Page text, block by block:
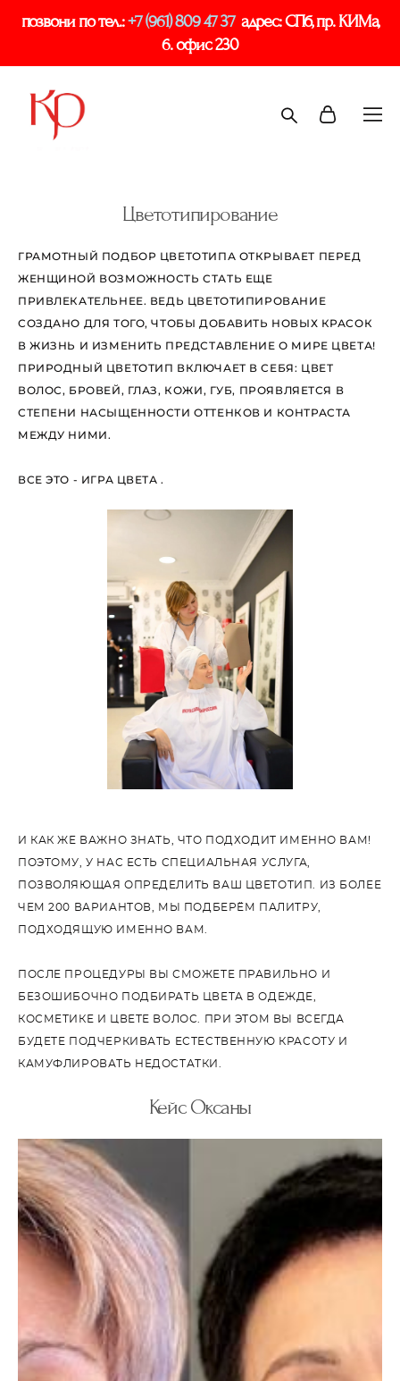
позвони по тел.:+7 (961) 809 47 37 адрес: СПб, пр. КИМа,
6. офис 230
Цветотипирование
ГРАМОТНЫЙ ПОДБОР ЦВЕТОТИПА ОТКРЫВАЕТ ПЕРЕД
ЖЕНЩИНОЙ ВОЗМОЖНОСТЬ СТАТЬ ЕЩЕ
ПРИВЛЕКАТЕЛЬНЕЕ. ВЕДЬ ЦВЕТОТИПИРОВАНИЕ
СОЗДАНО ДЛЯ ТОГО, ЧТОБЫ ДОБАВИТЬ НОВЫХ КРАСОК
В ЖИЗНЬ И ИЗМЕНИТЬ ПРЕДСТАВЛЕНИЕ О МИРЕ ЦВЕТА!
ПРИРОДНЫЙ ЦВЕТОТИП ВКЛЮЧАЕТ В СЕБЯ: ЦВЕТ
ВОЛОС, БРОВЕЙ, ГЛАЗ, КОЖИ, ГУБ, ПРОЯВЛЯЕТСЯ В
СТЕПЕНИ НАСЫЩЕННОСТИ ОТТЕНКОВ И КОНТРАСТА
МЕЖДУ НИМИ.
ВСЕ ЭТО - ИГРА ЦВЕТА .
И КАК ЖЕ ВАЖНО ЗНАТЬ, ЧТО ПОДХОДИТ ИМЕННО ВАМ!
ПОЭТОМУ, У НАС ЕСТЬ СПЕЦИАЛЬНАЯ УСЛУГА,
ПОЗВОЛЯЮЩАЯ ОПРЕДЕЛИТЬ ВАШ ЦВЕТОТИП. ИЗ БОЛЕЕ
ЧЕМ 200 ВАРИАНТОВ, МЫ ПОДБЕРЁМ ПАЛИТРУ,
ПОДХОДЯЩУЮ ИМЕННО ВАМ.
ПОСЛЕ ПРОЦЕДУРЫ ВЫ СМОЖЕТЕ ПРАВИЛЬНО И
БЕЗОШИБОЧНО ПОДБИРАТЬ ЦВЕТА В ОДЕЖДЕ,
КОСМЕТИКЕ И ЦВЕТЕ ВОЛОС. ПРИ ЭТОМ ВЫ ВСЕГДА
БУДЕТЕ ПОДЧЕРКИВАТЬ ЕСТЕСТВЕННУЮ КРАСОТУ И
КАМУФЛИРОВАТЬ НЕДОСТАТКИ.
Кейс Оксаны